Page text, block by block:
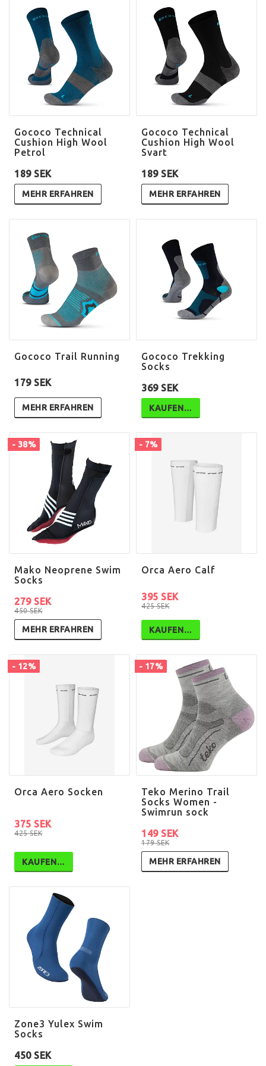
Gococo Technical
Cushion High Wool
Petrol
189 SEK
MEHR ERFAHREN
Gococo Technical
Cushion High Wool
Svart
189 SEK
MEHR ERFAHREN
Gococo Trail Running
179 SEK
MEHR ERFAHREN
Gococo Trekking
Socks
369 SEK
KAUFEN…
- 38%
Mako Neoprene Swim
Socks
450 SEK
279 SEK
MEHR ERFAHREN
- 7%
Orca Aero Calf
425 SEK
395 SEK
KAUFEN…
- 12%
Orca Aero Socken
425 SEK
375 SEK
KAUFEN…
- 17%
Teko Merino Trail
Socks Women -
Swimrun sock
179 SEK
149 SEK
MEHR ERFAHREN
Zone3 Yulex Swim
Socks
450 SEK